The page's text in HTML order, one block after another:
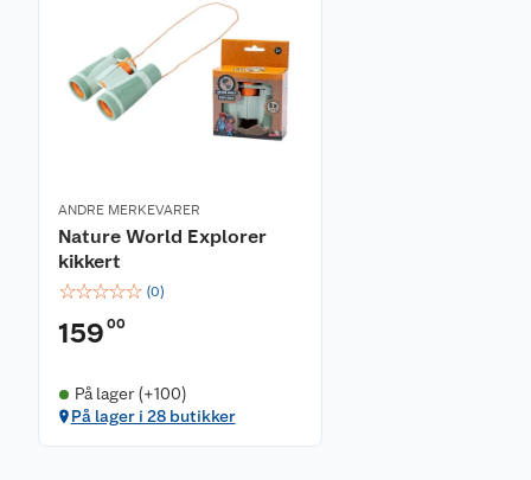
ANDRE MERKEVARER
Nature World Explorer
kikkert
☆☆☆☆☆ (0)
159 00
På lager (+100)
På lager i 28 butikker